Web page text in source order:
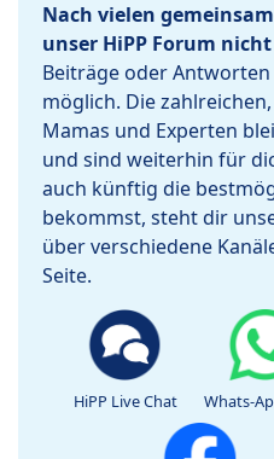
Nach vielen
unser HiPP Forum
Beiträge oder
möglich. Die
Mamas und Experten
und sind weiterhin für
auch künftig die
bekommst, steht dir
über verschiedene
Seite.
HiPP Live Chat Whats-